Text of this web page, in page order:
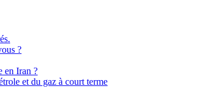
?
en Iran ?
et du gaz à court terme